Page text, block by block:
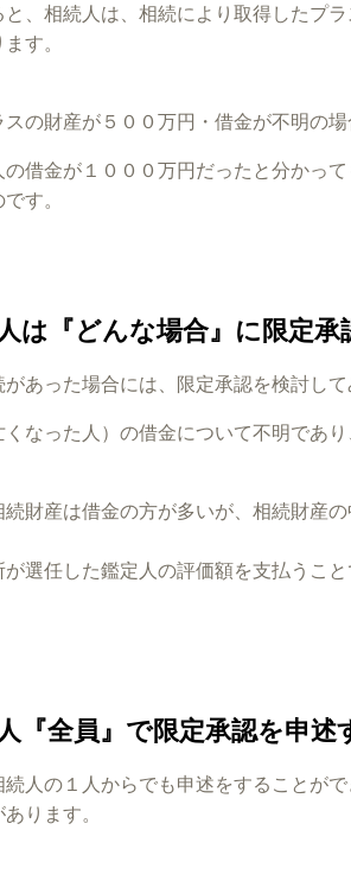
と、相続人は、相続により取得したプ
す。
の財産が５００万円・借金が不明の場
借金が１０００万円だったと分かっ
す。
は『どんな場合』に限定
あった場合には、限定承認を検討して
くなった人）の借金について不明であ
続財産は借金の方が多いが、相続財産
選任した鑑定人の評価額を支払うこ
『全員』で限定承認を申述
人の１人からでも申述をすることが
ります。